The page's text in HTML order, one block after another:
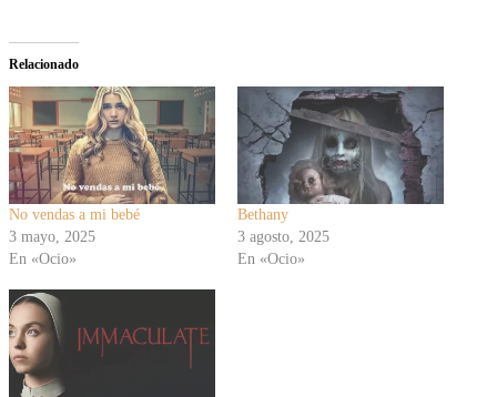
Relacionado
No vendas a mi bebé
3 mayo, 2025
En «Ocio»
Bethany
3 agosto, 2025
En «Ocio»